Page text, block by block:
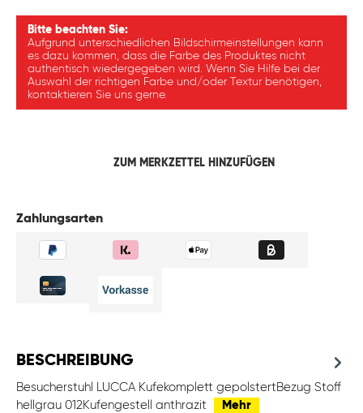
Bitte beachten Sie:
Aufgrund unterschiedlichen Bildschirmeinstellungen kann
es dazu kommen, dass die Farbe des Produktes nicht
authentisch wiedergegeben wird. Wenn Sie Hilfe bei der
Auswahl der richtigen Farbe und/oder Textur benötigen,
kontaktieren Sie uns gerne.
ZUM MERKZETTEL HINZUFÜGEN
Zahlungsarten
BESCHREIBUNG
Besucherstuhl LUCCA Kufekomplett gepolstertBezug Stoff
hellgrau 012Kufengestell anthrazit
Mehr